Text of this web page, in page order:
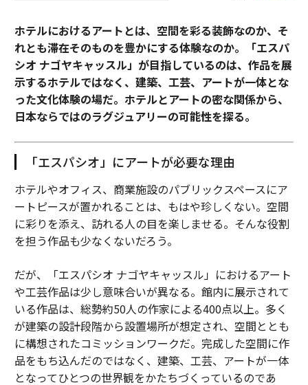
ホテルにおけるアートとは、空間を彩る装飾なのか、そ
れとも滞在そのものを豊かにする体験なのか。「エスパ
シオ ナゴヤキャッスル」が目指しているのは、作品を展
示するホテルではなく、建築、工芸、アートが一体とな
った文化体験の場だ。ホテルとアートの密な関係から、
日本ならではのラグジュアリーの可能性を探る。
「エスパシオ」にアートが必要な理由
ホテルやオフィス、商業施設のパブリックスペースにア
ートピースが置かれることは、もはや珍しくない。空間
に彩りを添え、訪れる人の目を楽しませる。そんな役割
を担う作品も少なくないだろう。
だが、「エスパシオ ナゴヤキャッスル」におけるアート
や工芸作品は少し意味合いが異なる。館内に展示されて
いる作品は、総勢約50人の作家による400点以上。多く
が建築の設計段階から設置場所が想定され、空間ととも
に構想されたコミッションワークだ。完成した空間に作
品をもち込んだのではなく、建築、工芸、アートが一体
となってひとつの世界観をかたちづくっているのであ